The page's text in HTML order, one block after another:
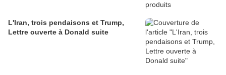
L'Iran, trois pendaisons et Trump,
Lettre ouverte à Donald suite